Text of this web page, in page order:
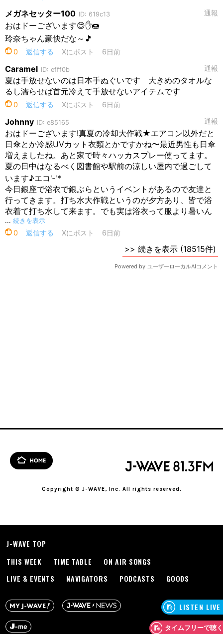
Copyright © J-WAVE, Inc. All rights reserved.
J-WAVE TOP
THIS WEEK
TIME TABLE
ON AIR SONGS
LIVE & EVENTS
NAVIGATORS PODCASTS GOODS